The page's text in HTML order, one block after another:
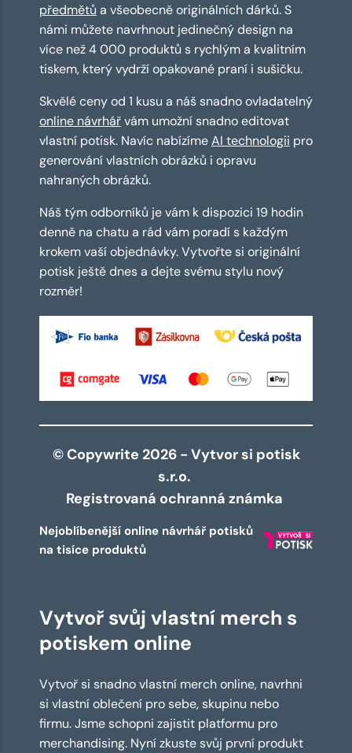
předmětů a všeobecně originálních dárků. S
námi můžete navrhnout jedinečný design na
více než 4 000 produktů s rychlým a kvalitním
tiskem, který vydrží opakované praní i sušičku.
Skvělé ceny od 1 kusu a náš snadno ovladatelný
online návrhářvám umožní snadno editovat
vlastní potisk. Navíc nabízímeAI technologii pro
generování vlastních obrázků i opravu
nahraných obrázků.
Náš tým odborníků je vám k dispozici 19 hodin
denně na chatu a rád vám poradí s každým
krokem vaší objednávky. Vytvořte si originální
potisk ještě dnes a dejte svému stylu nový
rozměr!
© Copywrite 2026 - Vytvor si potisk
s.r.o.
Registrovaná ochranná známka
Nejoblíbenější online návrhář potisků
na tisíce produktů
Vytvoř svůj vlastní merch s
potiskem online
Vytvoř si snadno vlastní merch online, navrhni
si vlastní oblečení pro sebe, skupinu nebo
firmu. Jsme schopni zajistit platformu pro
merchandising. Nyní zkuste svůj první produkt